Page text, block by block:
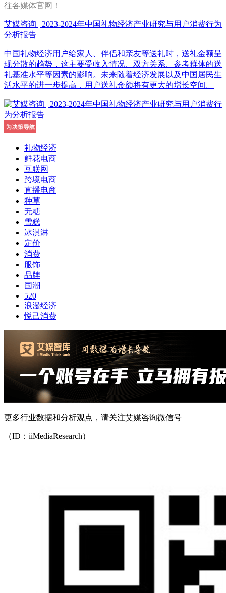
往各媒体官网！
艾媒咨询 | 2023-2024年中国礼物经济产业研究与用户消费行为
分析报告
中国礼物经济用户给家人、伴侣和亲友等送礼时，送礼金额呈
现分散的趋势，这主要受收入情况、双方关系、参考群体的送
礼基准水平等因素的影响。未来随着经济发展以及中国居民生
活水平的进一步提高，用户送礼金额将有更大的增长空间。
礼物经济
鲜花电商
互联网
跨境电商
直播电商
种草
无糖
雪糕
冰淇淋
定价
消费
服饰
品牌
国潮
520
浪漫经济
悦己消费
更多行业数据和分析观点，请关注艾媒咨询微信号
（ID：iiMediaResearch）